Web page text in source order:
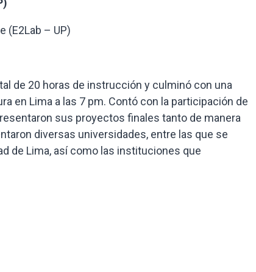
(E2Lab – UP)
de 20 horas de instrucción y culminó con una
en Lima a las 7 pm. Contó con la participación de
sus proyectos finales tanto de manera
diversas universidades, entre las que se
de Lima, así como las instituciones que